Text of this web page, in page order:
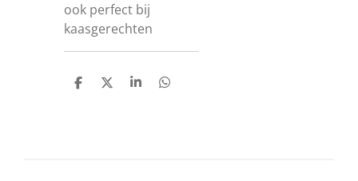
ook perfect bij
kaasgerechten
D
D
S
D